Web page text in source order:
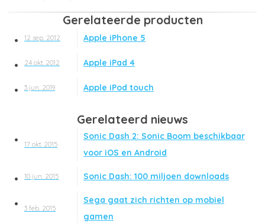
Gerelateerde producten
12 sep. 2012 Apple iPhone 5
24 okt. 2012 Apple iPad 4
3 jun. 2019 Apple iPod touch
Gerelateerd nieuws
17 okt. 2015
Sonic Dash 2: Sonic Boom beschikbaar
voor iOS en Android
10 jun. 2015 Sonic Dash: 100 miljoen downloads
3 feb. 2015
Sega gaat zich richten op mobiel
gamen